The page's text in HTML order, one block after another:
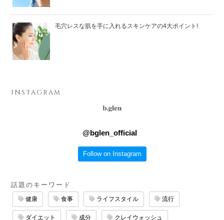
毛穴レスな肌を手に入れるスキンケアの4大ポイント!
INSTAGRAM
@bglen_official
Follow on Instagram
話題のキーワード
健康 食事 ライフスタイル 流行
ダイエット 成分 クレイウォッシュ